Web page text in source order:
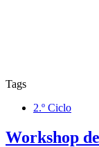
Tags
2.º Ciclo
Workshop